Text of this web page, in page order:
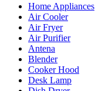
Home Appliances
Air Cooler
Air Fryer
Air Purifier
Antena
Blender
Cooker Hood
Desk Lamp